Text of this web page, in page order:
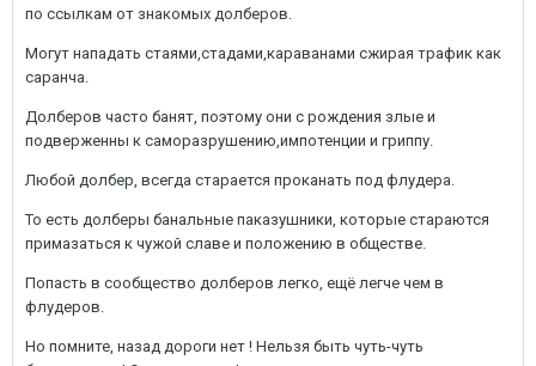
по ссылкам от знакомых долберов.
Могут нападать стаями,стадами,караванами сжирая трафик как
саранча.
Долберов часто банят, поэтому они с рождения злые и
подверженны к саморазрушению,импотенции и гриппу.
Любой долбер, всегда старается проканать под флудера.
То есть долберы банальные паказушники, которые стараются
примазаться к чужой славе и положению в обществе.
Попасть в сообщество долберов легко, ещё легче чем в
флудеров.
Но помните, назад дороги нет ! Нельзя быть чуть-чуть